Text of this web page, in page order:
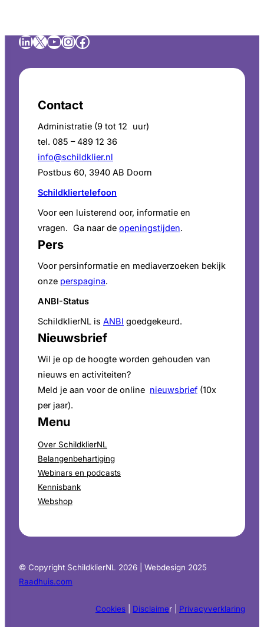
LinkedIn
X YouTube
Instagram
Facebook
Contact
Administratie (9 tot 12 uur)
tel. 085 – 489 12 36
info@schildklier.nl
Postbus 60, 3940 AB Doorn
Schildkliertelefoon
Voor een luisterend oor, informatie en
vragen. Ga naar de openingstijden.
Pers
Voor persinformatie en mediaverzoeken bekijk
onze perspagina.
ANBI-Status
SchildklierNL is ANBI goedgekeurd.
Nieuwsbrief
Wil je op de hoogte worden gehouden van
nieuws en activiteiten?
Meld je aan voor de online nieuwsbrief (10x
per jaar).
Menu
Over SchildklierNL
Belangenbehartiging
Webinars en podcasts
Kennisbank
Webshop
© Copyright SchildklierNL 2026 | Webdesign 2025
Raadhuis.com
Cookies Disclaimer | Privacyverklaring